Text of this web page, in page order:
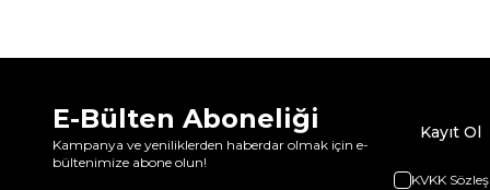
E-Bülten Aboneliği
Kampanya ve yeniliklerden haberdar olmak için e-
bültenimize abone olun!
Kayıt Ol
KVKK